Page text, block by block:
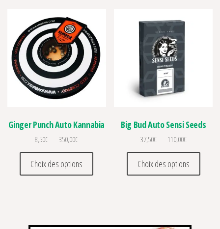
Ginger Punch Auto Kannabia
8,50€ – 350,00€Plage de prix : 8,50€ à 350,00€
Choix des options
Ce produit a plusieurs variations. Les
Big Bud Auto Sensi Seeds
37,50€ – 110,00€Plage de
Choix des options
Ce